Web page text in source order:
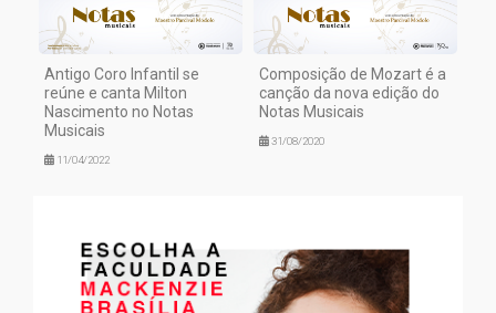
Antigo Coro Infantil se
reúne e canta Milton
Nascimento no Notas
Musicais
11/04/2022
Composição de Mozart é a
canção da nova edição do
Notas Musicais
31/08/2020